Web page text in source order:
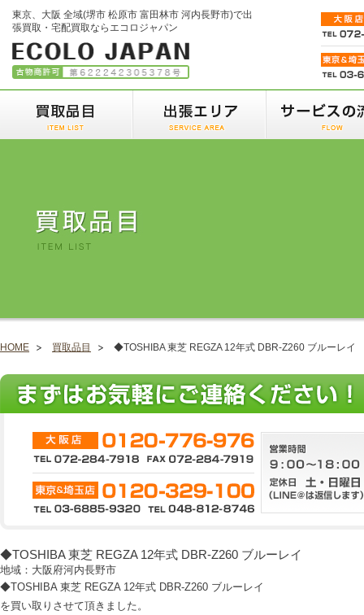
東京、大阪 全域(堺市 松原市 富田林市 河内長野市)で出
張買取・宅配買取ならエコロジャパン
HOME 買取品目 ◆TOSHIBA 東芝 REGZA 12年式 DBR-Z260 ブルーレイ
◆TOSHIBA 東芝 REGZA 12年式 DBR-Z260 ブルーレイ
地域：大阪府河内長野市
◆TOSHIBA 東芝 REGZA 12年式 DBR-Z260 ブルーレイ
を買い取りさせて頂きました。